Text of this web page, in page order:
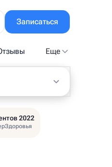
Записаться
Еще
2022